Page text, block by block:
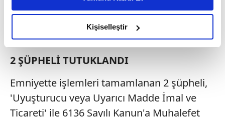
daha iyi reklam deneyimi yaşatabiliriz. Bunu yaparken
amacımızın size daha iyi bir reklam deneyimi sunmak
olduğunu ve sizlere en iyi içerikleri sunabilmek adına
elimizden gelen çabayı gösterdiğimizi ve bu noktada,
reklamların maliyetlerimizi karşılamak noktasında tek gelir
kalemimiz olduğunu sizlere hatırlatmak isteriz.
Her halükârda, kullanıcılar, bu çerezlere izin vermedikleri
takdirde, kullanıcılara hedefli reklamlar
gösterilmeyecektir."
Kişiselleştir
2 ŞÜPHELİ TUTUKLANDI
Emniyette işlemleri tamamlanan 2 şüpheli,
'Uyuşturucu veya Uyarıcı Madde İmal ve
Ticareti' ile 6136 Sayılı Kanun'a Muhalefet